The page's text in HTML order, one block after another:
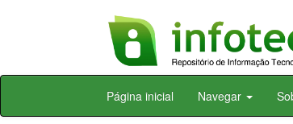
Skip
Página inicial Navegar